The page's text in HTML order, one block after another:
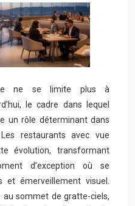
ne se limite plus à
le cadre dans lequel
un rôle déterminant dans
restaurants avec vue
évolution, transformant
d’exception où se
émerveillement visuel.
au sommet de gratte-ciels,